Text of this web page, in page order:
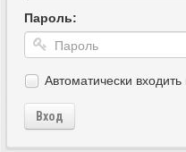
Пароль:
Автоматически
Вход